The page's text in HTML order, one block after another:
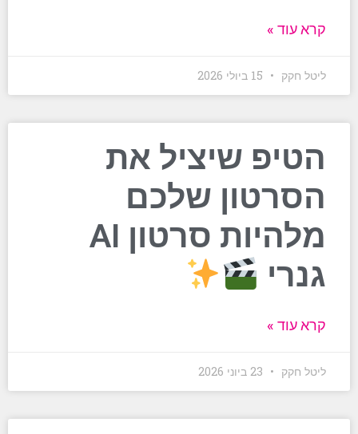
קרא עוד »
ליטל חקק
הטיפ שיציל את
הסרטון שלכם
מלהיות סרטון AI
גנרי
קרא עוד »
ליטל חקק